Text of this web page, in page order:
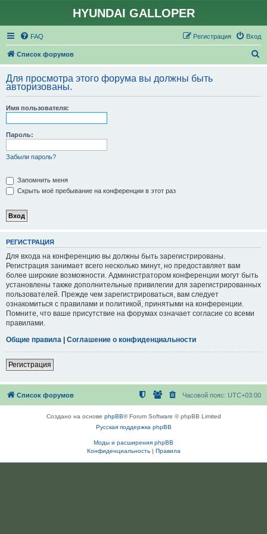
HYUNDAI GALLOPER
FAQ Вход
Регистрация
Список форумов
с
Для просмотра этого форума вы должны быть
авторизованы.
Имя пользователя:
Пароль:
Забыли пароль?
Запомнить меня
Скрыть моё пребывание на конференции в этот раз
РЕГИСТРАЦИЯ
Для входа на конференцию вы должны быть зарегистрированы.
Регистрация занимает всего несколько минут, но предоставляет вам
более широкие возможности. Администратором конференции могут быть
установлены также дополнительные привилегии для зарегистрированных
пользователей. Прежде чем зарегистрироваться, вам следует
ознакомиться с правилами и политикой, принятыми на конференции.
Помните, что ваше присутствие на форумах означает согласие со всеми
правилами.
Общие правила | Соглашение о конфиденциальности
Регистрация
Список форумов Часовой пояс: UTC+03:00
Создано на основе phpBB® Forum Software © phpBB Limited
Русская поддержка phpBB
Моды и расширения phpBB
Конфиденциальность| Правила